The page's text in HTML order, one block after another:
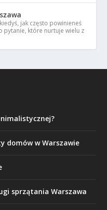
jak często powinieneś
pytanie, które nurtuje wielu z
domów w Warszawie
sprzątania Warszawa